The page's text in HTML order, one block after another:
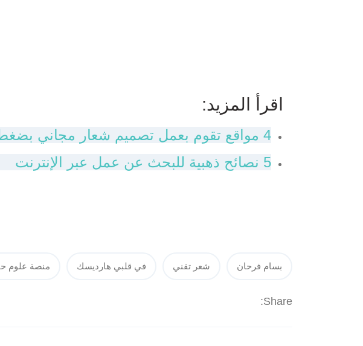
اقرأ المزيد:
4 مواقع تقوم بعمل تصميم شعار مجاني بضغط زر واحدة؟
5 نصائح ذهبية للبحث عن عمل عبر الإنترنت
بسام فرحان شعر تقني في قلبي هارديسك منصة علوم
Share: